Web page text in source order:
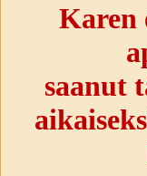
Karen
saanut